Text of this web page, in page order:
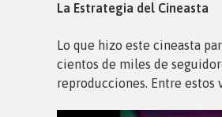
La Estrategia del Cineasta
Lo que hizo este cineasta
cientos de miles de
reproducciones. Entre